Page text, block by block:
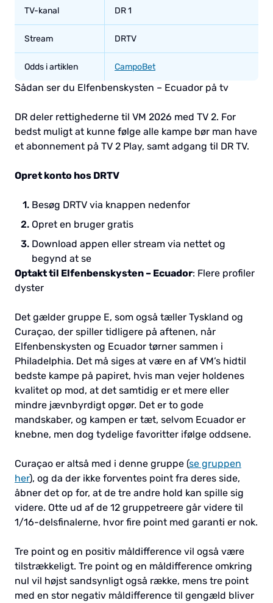
TV-kanal DR 1
Stream DRTV
Odds i artiklen CampoBet
Sådan ser du Elfenbenskysten – Ecuador på tv
DR deler rettighederne til VM 2026 med TV 2. For
bedst muligt at kunne følge alle kampe bør man have
et abonnement på TV 2 Play, samt adgang til DR TV.
Opret konto hos DRTV
Besøg DRTV via knappen nedenfor
Opret en bruger gratis
Download appen eller stream via nettet og
begynd at se
Optakt til Elfenbenskysten – Ecuador: Flere profiler
dyster
Det gælder gruppe E, som også tæller Tyskland og
Curaçao, der spiller tidligere på aftenen, når
Elfenbenskysten og Ecuador tørner sammen i
Philadelphia. Det må siges at være en af VM’s hidtil
bedste kampe på papiret, hvis man vejer holdenes
kvalitet op mod, at det samtidig er et mere eller
mindre jævnbyrdigt opgør. Det er to gode
mandskaber, og kampen er tæt, selvom Ecuador er
knebne, men dog tydelige favoritter ifølge oddsene.
Curaçao er altså med i denne gruppe (se gruppen
her), og da der ikke forventes point fra deres side,
åbner det op for, at de tre andre hold kan spille sig
videre. Otte ud af de 12 gruppetreere går videre til
1/16-delsfinalerne, hvor fire point med garanti er nok.
Tre point og en positiv måldifference vil også være
tilstrækkeligt. Tre point og en måldifference omkring
nul vil højst sandsynligt også række, mens tre point
med en stor negativ måldifference til gengæld bliver